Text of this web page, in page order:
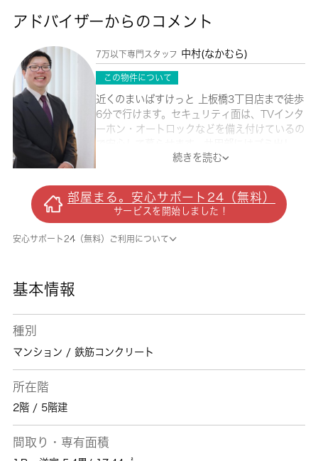
アドバイザーからのコメント
7万以下専門スタッフ 中村(なかむら)
この物件について
近くのまいばすけっと 上板橋3丁目店まで徒歩
6分で行けます。セキュリティ面は、TVインタ
ーホン・オートロックなどを備え付けているの
24時間OK・宅配ボックスなどが備わっており
も部屋干し特有の臭いを防げる、浴室乾燥機付
きの物件です。収納はシューズボックス・クロ
ゼットなど豊富なので、衣類や履き物の整理が
しやすく便利です。東武東上線上板橋近くでな
続きを読む
部屋まる。安心サポート24（無料）
サービスを開始しました！
安心サポート24（無料）ご利用について
基本情報
種別
マンション / 鉄筋コンクリート
所在階
2階 / 5階建
間取り・専有面積